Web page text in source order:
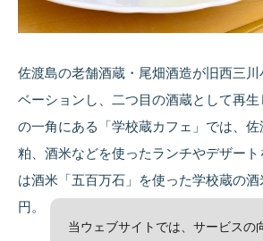
佐渡島の老舗酒蔵・尾畑酒造が旧西三川
ベーションし、二つ目の酒蔵として再
の一角にある「学校蔵カフェ」では、
粕、酒米などを使ったランチやデザー
は酒米「五百万石」を使った学校蔵の
円。
当ウェブサイトでは、サービスの